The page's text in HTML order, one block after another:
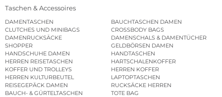
Taschen & Accessoires
DAMENTASCHEN
BAUCHTASCHEN DAMEN
CLUTCHES UND MINIBAGS
CROSSBODY BAGS
DAMENRUCKSÄCKE
DAMENSCHALS & DAMENTÜCHER
SHOPPER
GELDBÖRSEN DAMEN
HANDSCHUHE DAMEN
HANDTASCHEN
HERREN REISETASCHEN
HARTSCHALENKOFFER
KOFFER UND TROLLEYS
HERREN KOFFER
HERREN KULTURBEUTEL
LAPTOPTASCHEN
REISEGEPÄCK DAMEN
RUCKSÄCKE HERREN
BAUCH- & GÜRTELTASCHEN
TOTE BAG